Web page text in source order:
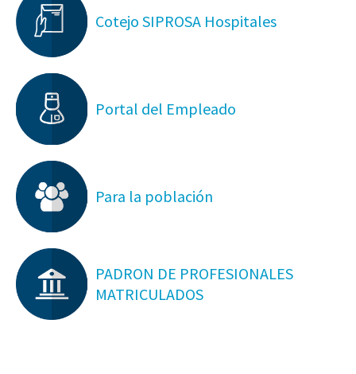
Cotejo SIPROSA Hospitales
Portal del Empleado
Para la población
PADRON DE PROFESIONALES
MATRICULADOS